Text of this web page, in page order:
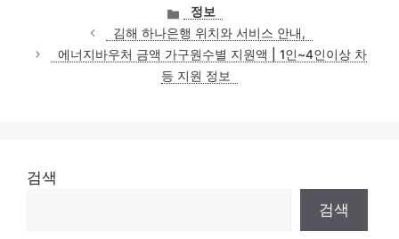
카
테
고
리
정보
김해 하나은행 위치와 서비스 안내,
에너지바우처 금액 가구원수별 지원액 | 1인~4인이상 차
등 지원 정보
검색
검색